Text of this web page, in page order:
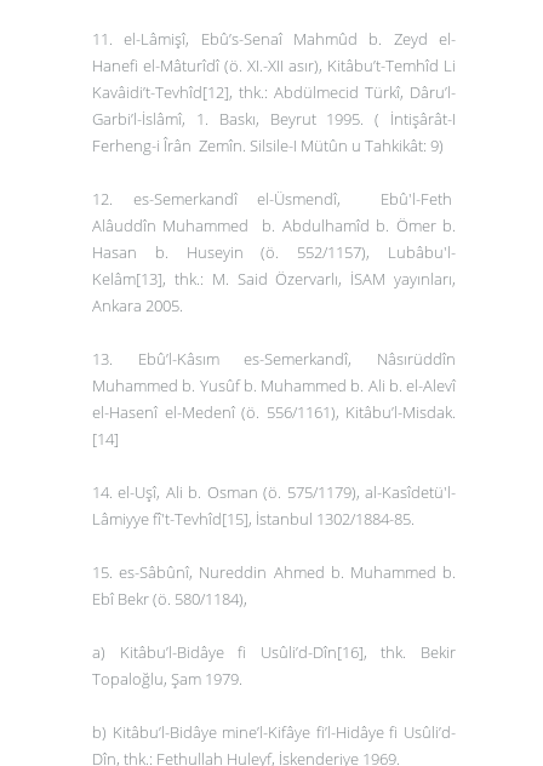
11. el-Lâmişî, Ebû’s-Senaî Mahmûd b. Zeyd el-
Hanefi el-Mâturîdî (ö. XI.-XII asır), Kitâbu’t-Temhîd Li
Kavâidi’t-Tevhîd[12], thk.: Abdülmecid Türkî, Dâru’l-
Garbi’l-İslâmî, 1. Baskı, Beyrut 1995. ( İntişârât-I
Ferheng-i Îrân Zemîn. Silsile-I Mütûn u Tahkikât: 9)
12. es-Semerkandî el-Üsmendî, Ebû'l-Feth
Alâuddîn Muhammed b. Abdulhamîd b. Ömer b.
Hasan b. Huseyin (ö. 552/1157), Lubâbu'l-
Kelâm[13], thk.: M. Said Özervarlı, İSAM yayınları,
Ankara 2005.
13. Ebû’l-Kâsım es-Semerkandî, Nâsırüddîn
Muhammed b. Yusûf b. Muhammed b. Ali b. el-Alevî
el-Hasenî el-Medenî (ö. 556/1161), Kitâbu’l-Misdak.
[14]
14. el-Uşî, Ali b. Osman (ö. 575/1179), al-Kasîdetü'l-
Lâmiyye fî't-Tevhîd[15], İstanbul 1302/1884-85.
15. es-Sâbûnî, Nureddin Ahmed b. Muhammed b.
Ebî Bekr (ö. 580/1184),
a) Kitâbu’l-Bidâye fi Usûli’d-Dîn[16],thk. Bekir
Topaloğlu, Şam 1979.
b) Kitâbu’l-Bidâye mine’l-Kifâye fi’l-Hidâye fi Usûli’d-
Dîn, thk.: Fethullah Huleyf, İskenderiye 1969.